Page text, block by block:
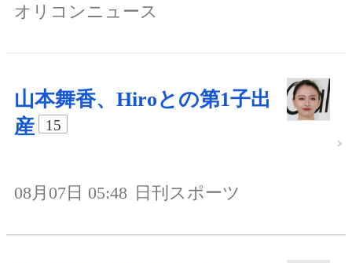
オリコンニュース
山本舞香、Hiroとの第1子出
産
15
08月07日 05:48 日刊スポーツ